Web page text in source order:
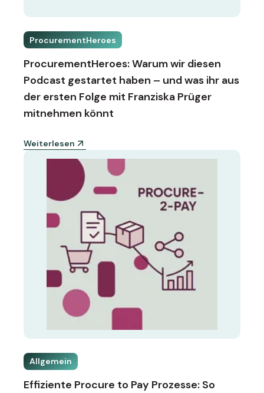
ProcurementHeroes
ProcurementHeroes: Warum wir diesen
Podcast gestartet haben – und was ihr aus
der ersten Folge mit Franziska Prüger
mitnehmen könnt
Weiterlesen
Allgemein
Effiziente Procure to Pay Prozesse: So